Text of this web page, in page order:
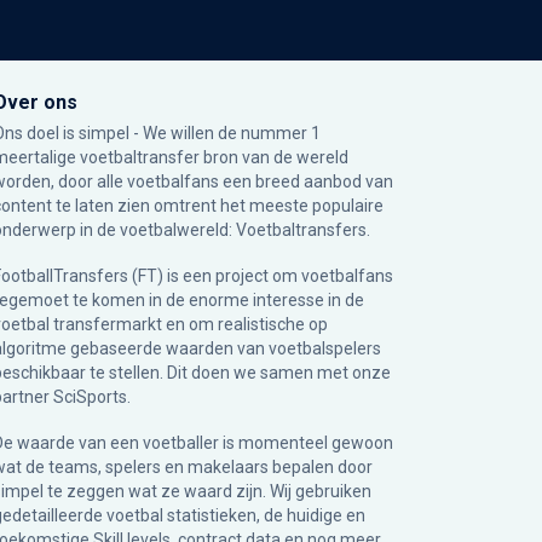
ons
doel is simpel - We willen de nummer 1
voetbaltransfer bron van de wereld
door alle voetbalfans een breed aanbod van
te laten zien omtrent het meeste populaire
in de voetbalwereld: Voetbaltransfers.
(FT) is een project om voetbalfans
te komen in de enorme interesse in de
transfermarkt en om realistische op
gebaseerde waarden van voetbalspelers
te stellen. Dit doen we samen met onze
SciSports
waarde van een voetballer is momenteel gewoon
de teams, spelers en makelaars bepalen door
te zeggen wat ze waard zijn. Wij gebruiken
voetbal statistieken, de huidige en